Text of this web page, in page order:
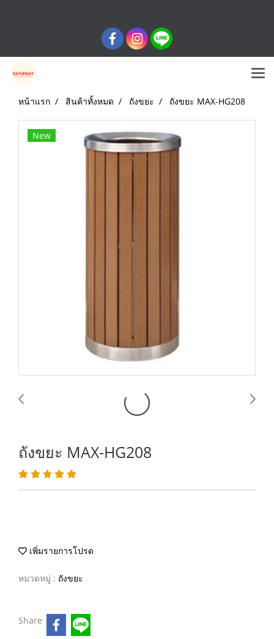
หน้าแรก สินค้าทั้งหมด ถังขยะ ถังขยะ MAX-HG208
New
ถังขยะ MAX-HG208
เพิ่มรายการโปรด
หมวดหมู่ : ถังขยะ
Share